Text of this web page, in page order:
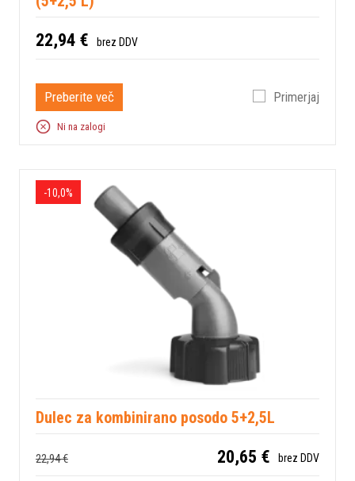
22,94 € brez DDV
Preberite več Primerjaj
Ni na zalogi
-10,0%
Dulec za kombinirano posodo 5+2,5L
22,94 € 20,65 € brez DDV